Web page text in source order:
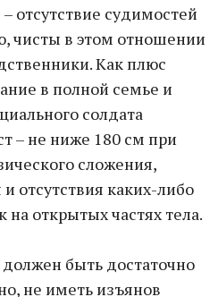
отсутствие судимостей
чисты в этом отношении
Как плюс
в полной семье и
солдата
– не ниже 180 см при
сложения,
отсутствия каких-либо
на открытых частях тела.
быть достаточно
не иметь изъянов